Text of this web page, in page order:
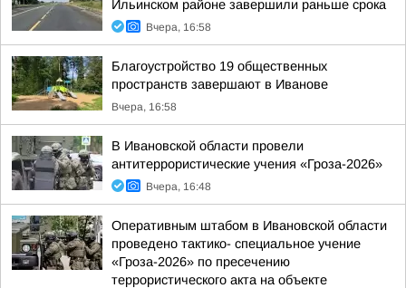
Ильинском районе завершили раньше срока
Вчера, 16:58
Благоустройство 19 общественных
пространств завершают в Иванове
Вчера, 16:58
В Ивановской области провели
антитеррористические учения «Гроза-2026»
Вчера, 16:48
Оперативным штабом в Ивановской области
проведено тактико- специальное учение
«Гроза-2026» по пресечению
террористического акта на объекте